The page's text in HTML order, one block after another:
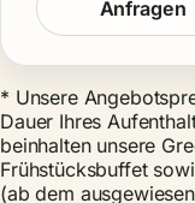
Anfragen
* Unsere
Dauer Ihres
beinhalten unsere
Frühstücksbuffet
(ab dem